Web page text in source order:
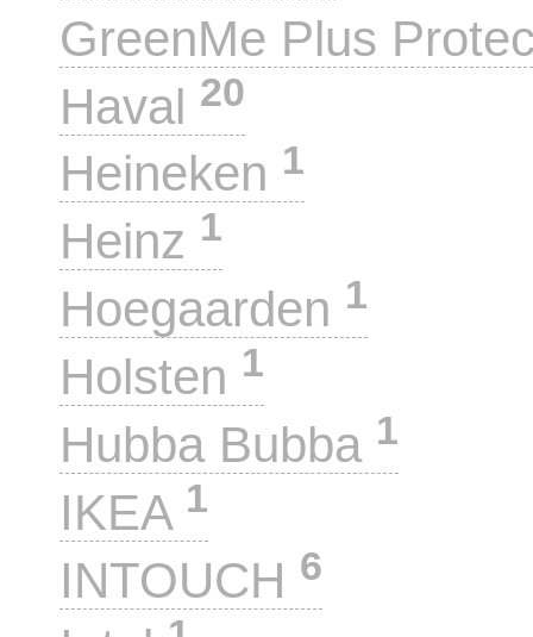
GreenMe Plus
Haval 20
Heineken 1
Heinz 1
Hoegaarden 1
Holsten 1
Hubba Bubba 1
IKEA 1
INTOUCH 6